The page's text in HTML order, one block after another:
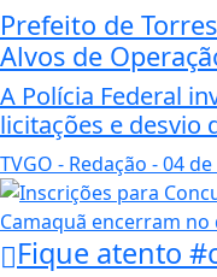
Prefeito de
Alvos de
A Polícia Federal
licitações e desvio
TVGO - Redação - 04 de
Fique atento